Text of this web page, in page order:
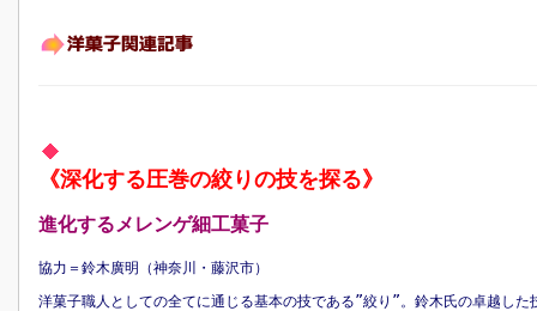
《深化する圧巻の絞りの技を探る》
進化するメレンゲ細工菓子
協力＝鈴木廣明（神奈川・藤沢市）
洋菓子職人としての全てに通じる基本の技である”絞り”。鈴木氏の卓越した